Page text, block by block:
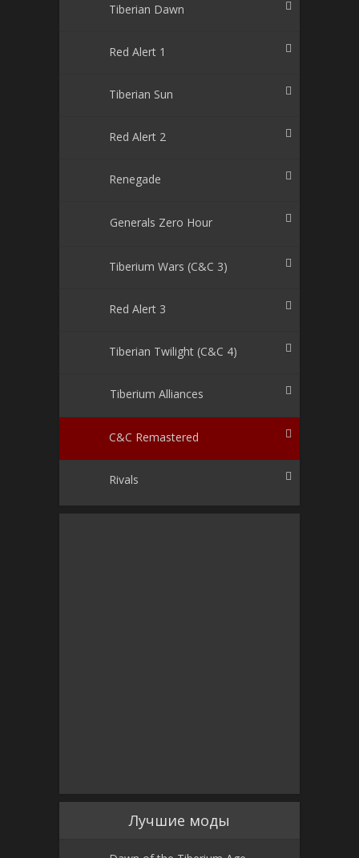
Tiberian Dawn
Red Alert 1
Tiberian Sun
Red Alert 2
Renegade
Generals Zero Hour
Tiberium Wars (C&C 3)
Red Alert 3
Tiberian Twilight (C&C 4)
Tiberium Alliances
C&C Remastered
Rivals
Лучшие моды